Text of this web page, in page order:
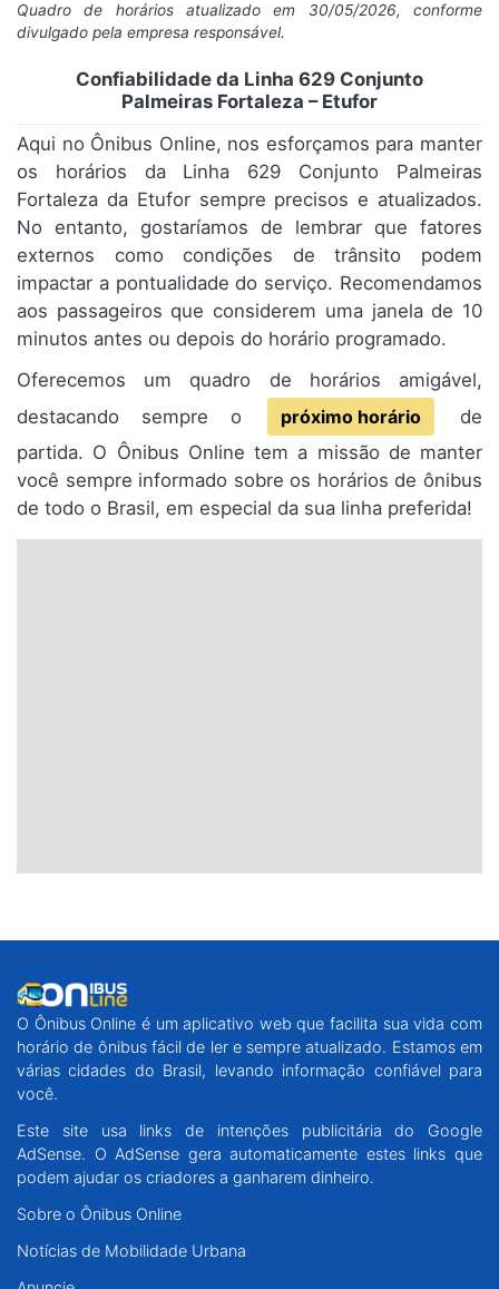
Quadro de horários atualizado em 30/05/2026, conforme
divulgado pela empresa responsável.
Confiabilidade da Linha 629 Conjunto
Palmeiras Fortaleza – Etufor
Aqui no Ônibus Online, nos esforçamos para manter
os horários da Linha 629 Conjunto Palmeiras
Fortaleza da Etufor sempre precisos e atualizados.
No entanto, gostaríamos de lembrar que fatores
externos como condições de trânsito podem
impactar a pontualidade do serviço. Recomendamos
aos passageiros que considerem uma janela de 10
minutos antes ou depois do horário programado.
Oferecemos um quadro de horários amigável,
destacando sempre o
próximo horário
de
partida. O Ônibus Online tem a missão de manter
você sempre informado sobre os horários de ônibus
de todo o Brasil, em especial da sua linha preferida!
O Ônibus Online é um aplicativo web que facilita sua vida com
horário de ônibus fácil de ler e sempre atualizado. Estamos em
várias cidades do Brasil, levando informação confiável para
você.
Este site usa links de intenções publicitária do Google
AdSense. O AdSense gera automaticamente estes links que
podem ajudar os criadores a ganharem dinheiro.
Sobre o Ônibus Online
Notícias de Mobilidade Urbana